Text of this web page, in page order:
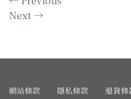
Next→
網站條款 隱私條款 退貨條